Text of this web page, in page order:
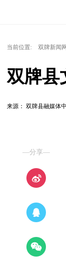
当前位置: 双牌新闻网
双牌县
来源： 双牌县融媒体
—分享—